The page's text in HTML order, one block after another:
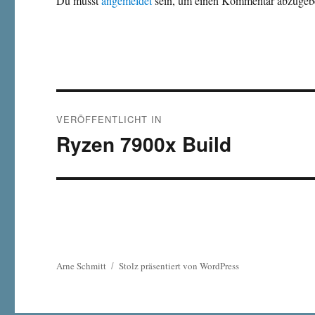
VERÖFFENTLICHT IN
Ryzen 7900x Build
Arne Schmitt Stolz präsentiert von WordPress